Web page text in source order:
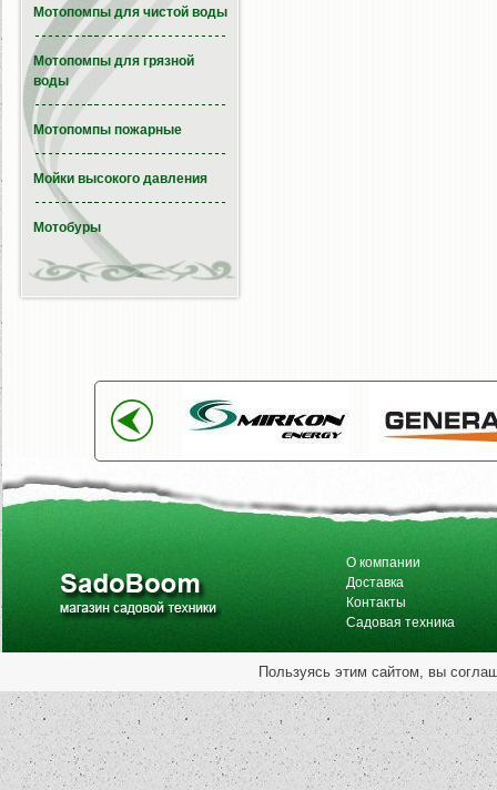
Мотопомпы для чистой воды
Мотопомпы для грязной
воды
Мотопомпы пожарные
Мойки высокого давления
Мотобуры
О компании
Доставка
Контакты
Садовая техника
Пользуясь этим сайтом, вы